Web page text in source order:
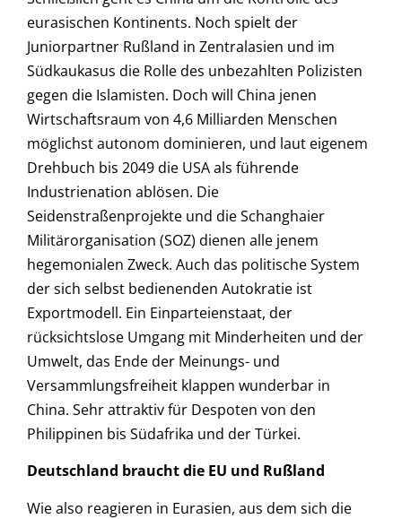
eurasischen Kontinents. Noch spielt der
Juniorpartner Rußland in Zentralasien und im
Südkaukasus die Rolle des unbezahlten Polizisten
gegen die Islamisten. Doch will China jenen
Wirtschaftsraum von 4,6 Milliarden Menschen
möglichst autonom dominieren, und laut eigenem
Drehbuch bis 2049 die USA als führende
Industrienation ablösen. Die
Seidenstraßenprojekte und die Schanghaier
Militärorganisation (SOZ) dienen alle jenem
hegemonialen Zweck. Auch das politische System
der sich selbst bedienenden Autokratie ist
Exportmodell. Ein Einparteienstaat, der
rücksichtslose Umgang mit Minderheiten und der
Umwelt, das Ende der Meinungs- und
Versammlungsfreiheit klappen wunderbar in
China. Sehr attraktiv für Despoten von den
Philippinen bis Südafrika und der Türkei.
Deutschland braucht die EU und Rußland
Wie also reagieren in Eurasien, aus dem sich die